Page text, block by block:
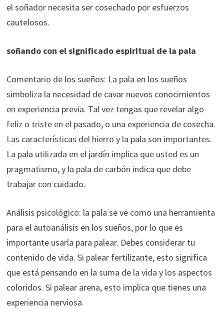
el soñador necesita ser cosechado por esfuerzos
cautelosos.
soñando con el significado espiritual de la pala
Comentario de los sueños: La pala en los sueños
simboliza la necesidad de cavar nuevos conocimientos
en experiencia previa. Tal vez tengas que revelar algo
feliz o triste en el pasado, o una experiencia de cosecha.
Las características del hierro y la pala son importantes.
La pala utilizada en el jardín implica que usted es un
pragmatismo, y la pala de carbón indica que debe
trabajar con cuidado.
Análisis psicológico: la pala se ve como una herramienta
para el autoanálisis en los sueños, por lo que es
importante usarla para palear. Debes considerar tu
contenido de vida. Si palear fertilizante, esto significa
que está pensando en la suma de la vida y los aspectos
coloridos. Si palear arena, esto implica que tienes una
experiencia nerviosa.